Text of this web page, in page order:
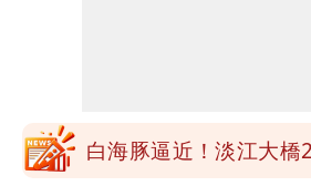
晚至明下午受影響
白海豚逼近！淡江大橋